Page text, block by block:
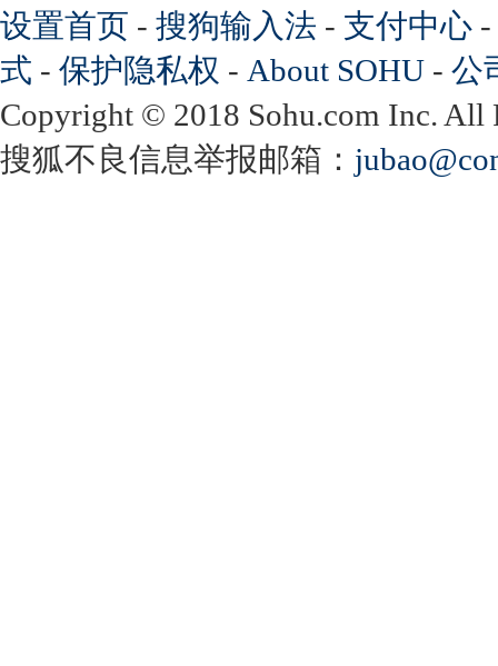
设置首页 - 搜狗输入法 - 支付中心 -
式 - 保护隐私权 - About SOHU - 公
Copyright © 2018 Sohu.com Inc.
搜狐不良信息举报邮箱：